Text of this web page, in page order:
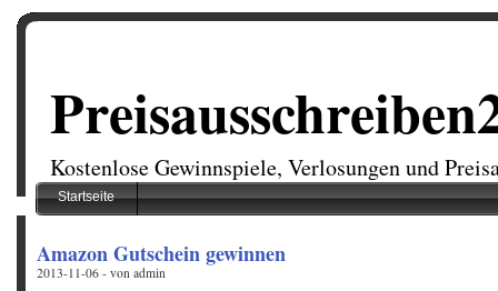
Kostenlose Gewinnspiele, Verlosungen und
Startseite
Amazon Gutschein gewinnen
2013-11-06 - von admin